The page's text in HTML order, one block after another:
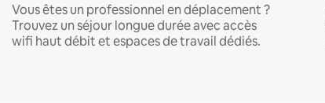
Vous êtes un professionnel en déplacement ?
Trouvez un séjour longue durée avec accès
wifi haut débit et espaces de travail dédiés.